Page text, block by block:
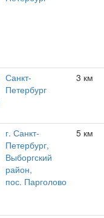
Санкт-
Петербург
3 км
г. Санкт-
Петербург,
Выборгский
район,
пос. Парголово
5 км